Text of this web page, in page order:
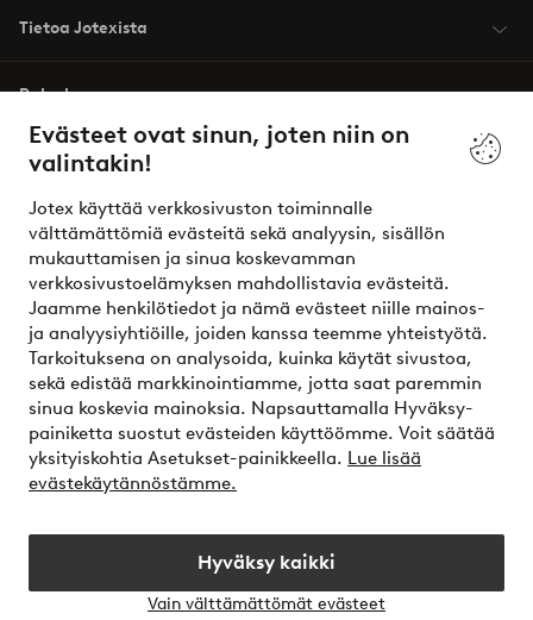
Evästeet ovat sinun, joten niin on
valintakin!
Jotex käyttää verkkosivuston toiminnalle
välttämättömiä evästeitä sekä analyysin, sisällön
mukauttamisen ja sinua koskevamman
verkkosivustoelämyksen mahdollistavia evästeitä.
Jaamme henkilötiedot ja nämä evästeet niille mainos-
ja analyysiyhtiöille, joiden kanssa teemme yhteistyötä.
Tarkoituksena on analysoida, kuinka käytät sivustoa,
sekä edistää markkinointiamme, jotta saat paremmin
sinua koskevia mainoksia. Napsauttamalla Hyväksy-
painiketta suostut evästeiden käyttöömme. Voit säätää
yksityiskohtia Asetukset-painikkeella. Lue lisää
evästekäytännöstämme.
Hyväksy kaikki
Vain välttämättömät evästeet
Tietoa Jotexista
Palvelumme
Ehdot
Ystävät
Turvalliset maksut – maksa nyt tai erissä
Haluatko tietää lisää maksuvaihtoehdoistamme?
elpy